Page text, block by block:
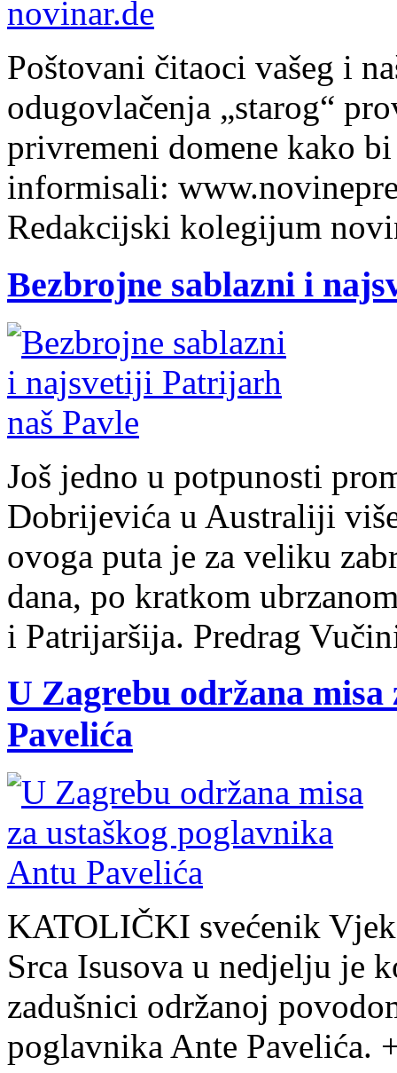
Poštovani čitaoci vašeg i
odugovlačenja „starog“
privremeni domene kako
informisali:
Redakcijski kolegijum
Bezbrojne sablazni i
Još jedno u potpunosti
Dobrijevića u Australiji
ovoga puta je za veliku
dana, po kratkom
i Patrijaršija. Predrag
U Zagrebu održana
Pavelića
KATOLIČKI svećenik
Srca Isusova u nedjelju je
zadušnici održanoj
poglavnika Ante Pavelića.